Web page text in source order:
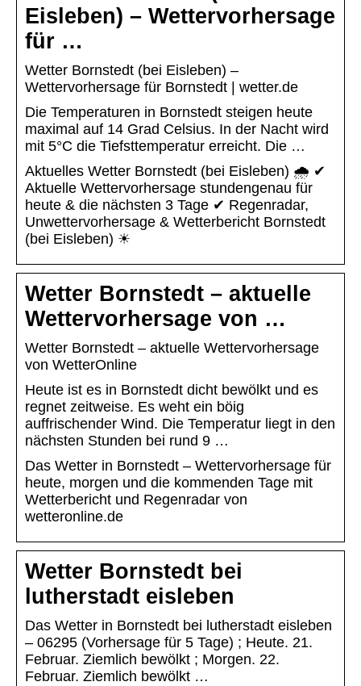
Eisleben) – Wettervorhersage
für …
Wetter Bornstedt (bei Eisleben) –
Wettervorhersage für Bornstedt | wetter.de
Die Temperaturen in Bornstedt steigen heute
maximal auf 14 Grad Celsius. In der Nacht wird
mit 5°C die Tiefsttemperatur erreicht. Die …
Aktuelles Wetter Bornstedt (bei Eisleben) 🌧️ ✔
Aktuelle Wettervorhersage stundengenau für
heute & die nächsten 3 Tage ✔ Regenradar,
Unwettervorhersage & Wetterbericht Bornstedt
(bei Eisleben) ☀
Wetter Bornstedt – aktuelle
Wettervorhersage von …
Wetter Bornstedt – aktuelle Wettervorhersage
von WetterOnline
Heute ist es in Bornstedt dicht bewölkt und es
regnet zeitweise. Es weht ein böig
auffrischender Wind. Die Temperatur liegt in den
nächsten Stunden bei rund 9 …
Das Wetter in Bornstedt – Wettervorhersage für
heute, morgen und die kommenden Tage mit
Wetterbericht und Regenradar von
wetteronline.de
Wetter Bornstedt bei
lutherstadt eisleben
Das Wetter in Bornstedt bei lutherstadt eisleben
– 06295 (Vorhersage für 5 Tage) ; Heute. 21.
Februar. Ziemlich bewölkt ; Morgen. 22.
Februar. Ziemlich bewölkt …